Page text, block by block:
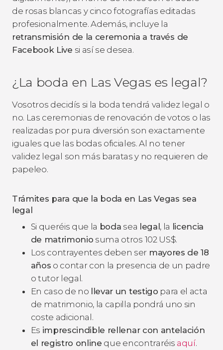
de rosas blancas y cinco fotografías editadas
profesionalmente. Además, incluye la
retransmisión de la ceremonia a través de
Facebook Live si así se desea.
¿La boda en Las Vegas es legal?
Vosotros decidís si la boda tendrá validez legal o
no. Las ceremonias de renovación de votos o las
realizadas por pura diversión son exactamente
iguales que las bodas oficiales. Al no tener
validez legal son más baratas y no requieren de
papeleo.
Trámites para que la boda en Las Vegas sea
legal
Si queréis que la boda sea legal, la licencia
de matrimonio suma otros 102 US$.
Los contrayentes deben ser mayores de 18
años o contar con la presencia de un padre
o tutor legal.
En caso de no llevar un testigo para el acta
de matrimonio, la capilla pondrá uno sin
coste adicional.
Es imprescindible rellenar con antelación
el registro online que encontraréis aquí.